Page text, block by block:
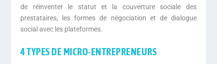
de réinventer le statut et la couverture sociale des
prestataires, les formes de négociation et de dialogue
social avec les plateformes.
4 TYPES DE MICRO-ENTREPRENEURS